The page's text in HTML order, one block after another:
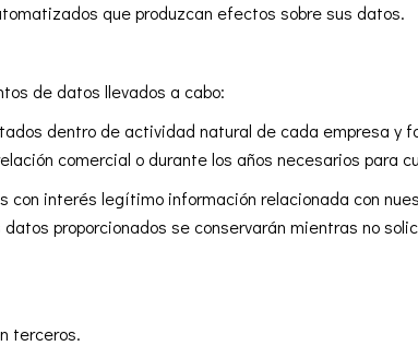
que produzcan efectos sobre sus datos.
de datos llevados a cabo:
dentro de actividad natural de cada empresa y
comercial o durante los años necesarios para
con interés legítimo información relacionada con
proporcionados se conservarán mientras no
terceros.